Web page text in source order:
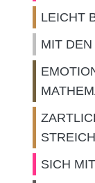
LEICHT
MIT
SICH